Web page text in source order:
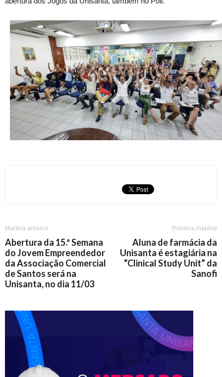
Matéria anterior
Abertura da 15.ª Semana
do Jovem Empreendedor
da Associação Comercial
de Santos será na
Unisanta, no dia 11/03
Próxima matéria
Aluna de farmácia da
Unisanta é estagiária na
“Clinical Study Unit” da
Sanofi